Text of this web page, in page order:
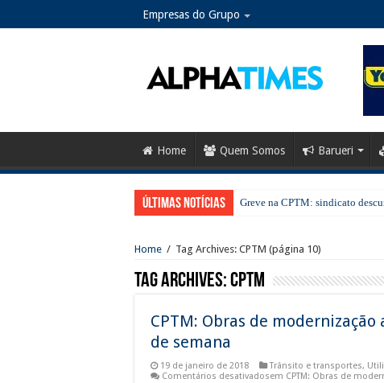
Empresas do Grupo
Home Quem Somos Barueri
Últimas notícias Greve na CPTM: sindicato
Home / Tag Archives: CPTM (página 10)
Tag Archives:CPTM
CPTM: Obras de
de semana
19 de janeiro de 2018 Trânsito e transportes,
Comentários desativadosem CPTM: Obras de